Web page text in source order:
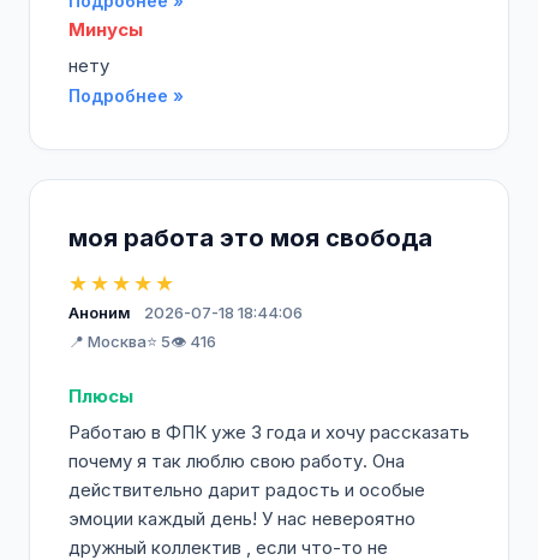
Минусы
нету
Подробнее »
моя работа это моя свобода
★★★★★
Аноним
2026-07-18 18:44:06
📍 Москва⭐ 5👁️ 416
Плюсы
Работаю в ФПК уже 3 года и хочу рассказать
почему я так люблю свою работу. Она
действительно дарит радость и особые
эмоции каждый день! У нас невероятно
дружный коллектив , если что-то не